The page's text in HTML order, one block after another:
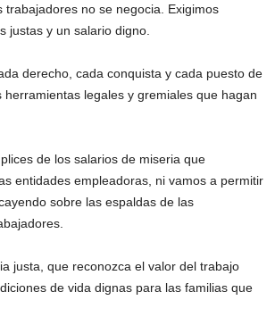
trabajadores no se negocia. Exigimos
justas y un salario digno.
derecho, cada conquista y cada puesto de
herramientas legales y gremiales que hagan
de los salarios de miseria que
entidades empleadoras, ni vamos a permitir
sobre las espaldas de las
justa, que reconozca el valor del trabajo
de vida dignas para las familias que